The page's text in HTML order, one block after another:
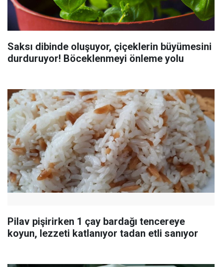
Saksı dibinde oluşuyor, çiçeklerin büyümesini
durduruyor! Böceklenmeyi önleme yolu
Pilav pişirirken 1 çay bardağı tencereye
koyun, lezzeti katlanıyor tadan etli sanıyor